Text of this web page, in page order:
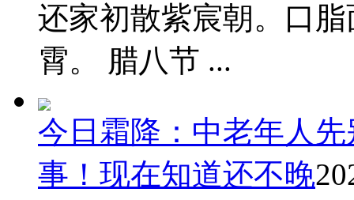
还家初散紫宸朝。口
霄。 腊八节 ...
今日霜降：中老年人
事！现在知道还不晚